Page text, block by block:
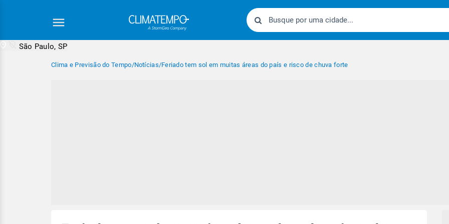
São Paulo, SP
Clima e Previsão do Tempo/Notícias/Feriado tem sol em muitas áreas do país e risco de chuva forte